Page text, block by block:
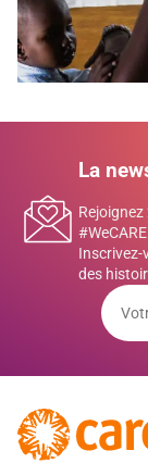
La
Inscrivez-
des